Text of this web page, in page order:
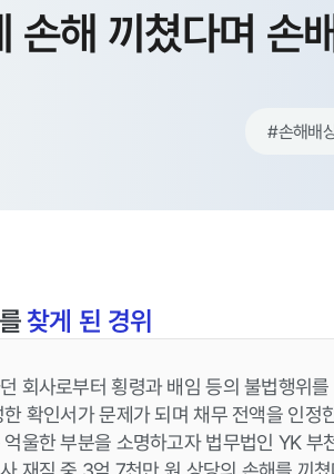
손해 끼쳤다며 손
#손해배
찾게 된 경위
회사로부터 횡령과 배임 등의 불법행위
확인서가 문제가 되며 채무 전액을 인정
울한 부분을 소명하고자 법무법인 YK 부